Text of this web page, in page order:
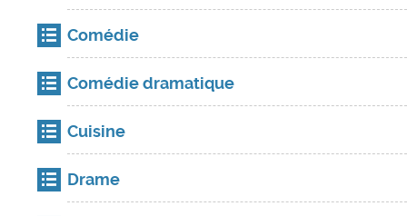
Comédie
Comédie dramatique
Cuisine
Drame